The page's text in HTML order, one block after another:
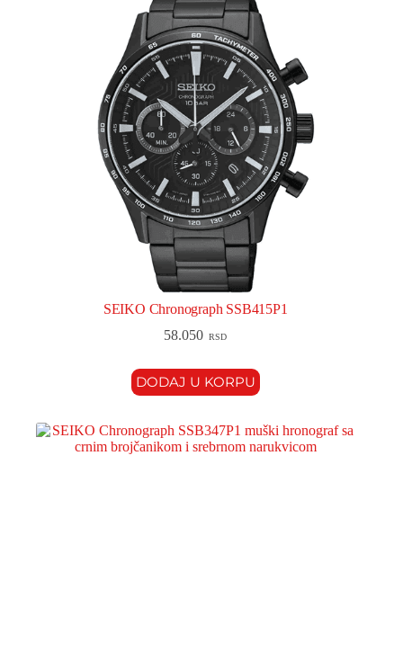
SEIKO Chronograph SSB415P1
58.050 RSD
DODAJ U KORPU